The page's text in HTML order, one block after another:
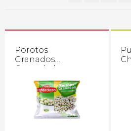
Porotos
Granados
Congelados